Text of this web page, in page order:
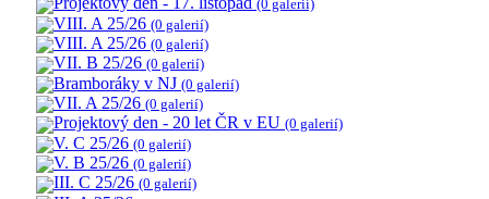
(0 galerií)
VIII. A 25/26 (0 galerií)
VIII. A 25/26 (0 galerií)
VII. B 25/26 (0 galerií)
Bramboráky v NJ (0 galerií)
VII. A 25/26 (0 galerií)
Projektový den - 20 let ČR v EU (0 galerií)
V. C 25/26 (0 galerií)
V. B 25/26 (0 galerií)
III. C 25/26 (0 galerií)